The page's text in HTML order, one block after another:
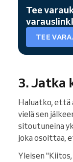
Tee
TEE
3. Jatka
Haluatko, että
vielä sen
sitoutuneina
joka osoittaa,
Yleisen